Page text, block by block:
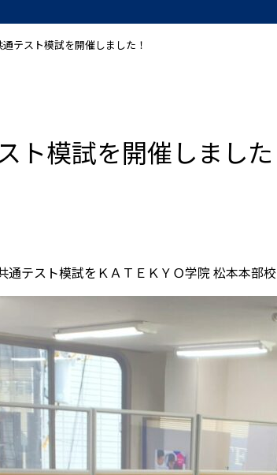
テスト模試を開催しました！
ト模試を開催しました
通テスト模試をＫＡＴＥＫＹＯ学院 松本本部